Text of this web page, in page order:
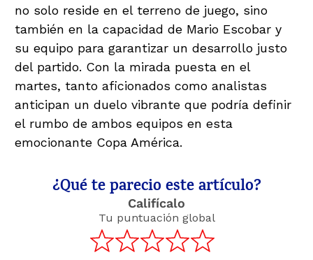
no solo reside en el terreno de juego, sino
también en la capacidad de Mario Escobar y
su equipo para garantizar un desarrollo justo
del partido. Con la mirada puesta en el
martes, tanto aficionados como analistas
anticipan un duelo vibrante que podría definir
el rumbo de ambos equipos en esta
emocionante Copa América.
¿Qué te parecio este artículo?
Califícalo
Tu puntuación global